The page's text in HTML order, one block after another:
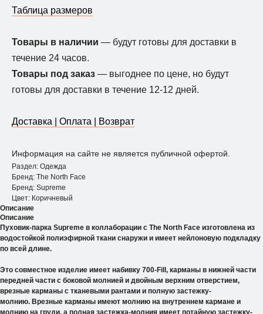
Таблица размеров
Товары в наличии — будут готовы для доставки в
течение 24 часов.
Товары под заказ — выгоднее по цене, но будут
готовы для доставки в течение 12-12 дней.
Доставка | Оплата | Возврат
Информация на сайте не является публичной офертой.
Раздел: Одежда
Бренд: The North Face
Бренд: Supreme
Цвет: Коричневый
Описание
Описание
Пуховик-парка Supreme в коллаборации с The North Face изготовлена ​​из
водостойкой полиэфирной ткани снаружи и имеет нейлоновую подкладку
по всей длине.
Это совместное изделие имеет набивку 700-Fill, карманы в нижней части
передней части с боковой молнией и двойным верхним отверстием,
врезные карманы с тканевыми рантами и полную застежку-
молнию. Врезные карманы имеют молнию на внутреннем кармане и